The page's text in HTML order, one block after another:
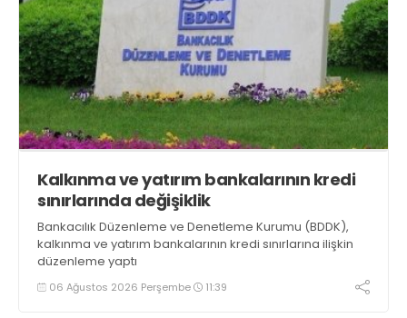
Kalkınma ve yatırım bankalarının kredi
sınırlarında değişiklik
Bankacılık Düzenleme ve Denetleme Kurumu (BDDK),
kalkınma ve yatırım bankalarının kredi sınırlarına ilişkin
düzenleme yaptı
06 Ağustos 2026 Perşembe 11:39